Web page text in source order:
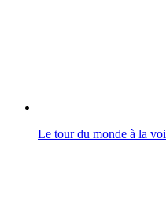
Le tour du monde à la